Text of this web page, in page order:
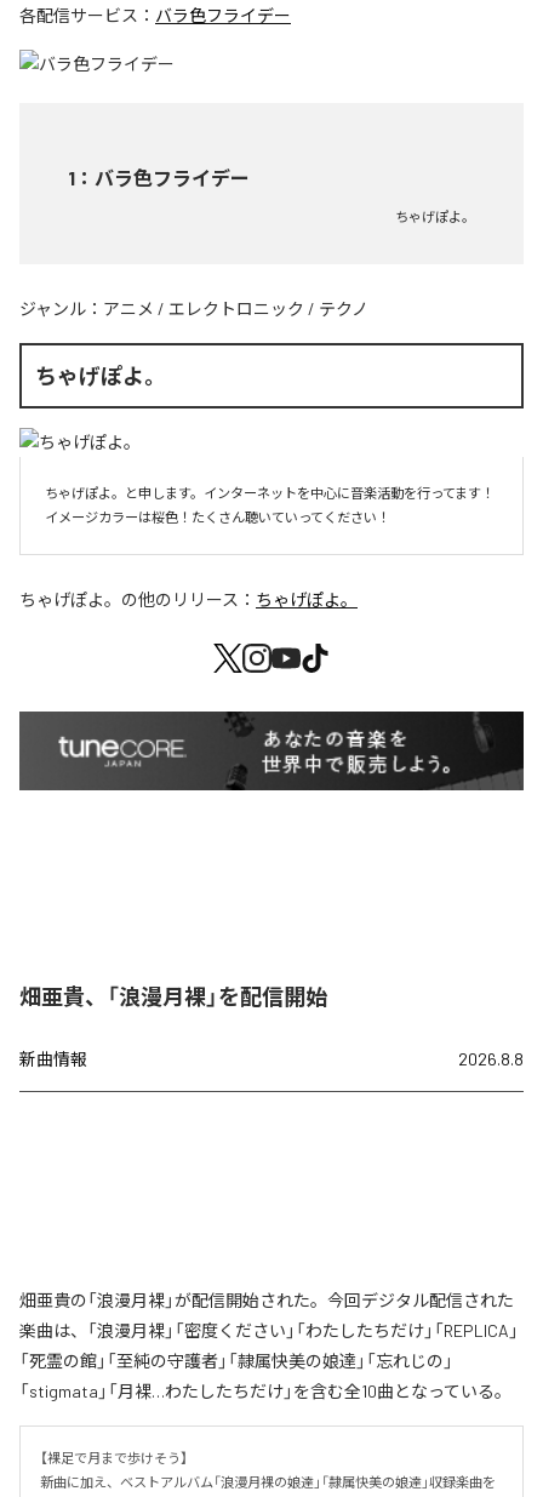
各配信サービス： バラ色フライデー
1 ： バラ色フライデー
ちゃげぽよ。
ジャンル： アニメ / エレクトロニック / テクノ
ちゃげぽよ。
ちゃげぽよ。と申します。インターネットを中心に音楽活動を行ってます！
イメージカラーは桜色！たくさん聴いていってください！
ちゃげぽよ。 の他のリリース： ちゃげぽよ。
畑亜貴、「浪漫月裸」を配信開始
新曲情報 2026.8.8
畑亜貴の「浪漫月裸」が配信開始された。今回デジタル配信された
楽曲は、「浪漫月裸」「密度ください」「わたしたちだけ」「REPLICA」
「死霊の館」「至純の守護者」「隷属快美の娘達」「忘れじの」
「stigmata」「月裸…わたしたちだけ」を含む全10曲となっている。
【裸足で月まで歩けそう】
新曲に加え、ベストアルバム「浪漫月裸の娘達」「隷属快美の娘達」収録楽曲を